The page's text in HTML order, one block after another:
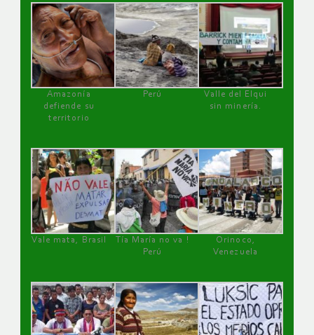
Amazonía
defiende su
territorio
Perú
Valle del Elqui
sin minería.
Vale mata, Brasil
Tía María no va !
Perú
Orinoco,
Venezuela